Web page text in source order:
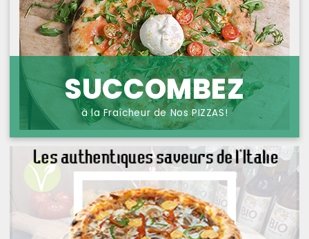
NOS PIZZAS FROMAGES
NOS SAVEURS D AILLEURS
OFFRE PRIMA
OFFRE MEZZO
MENUS BAMBINO
NOS PATES GRATINEES
NOS BURRITOS GRATINES
PROTECTION DES
DONNÉES
SUCCOMBEZ
à la Fraîcheur de Nos PIZZAS!